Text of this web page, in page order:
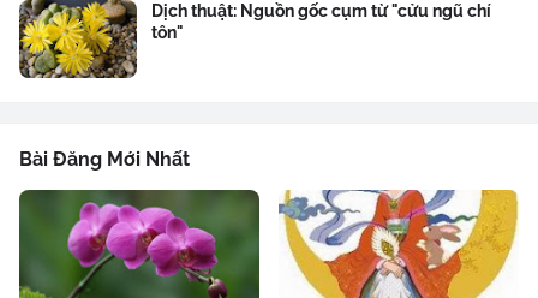
Dịch thuật: Nguồn gốc cụm từ "cửu ngũ chí
tôn"
Bài Đăng Mới Nhất